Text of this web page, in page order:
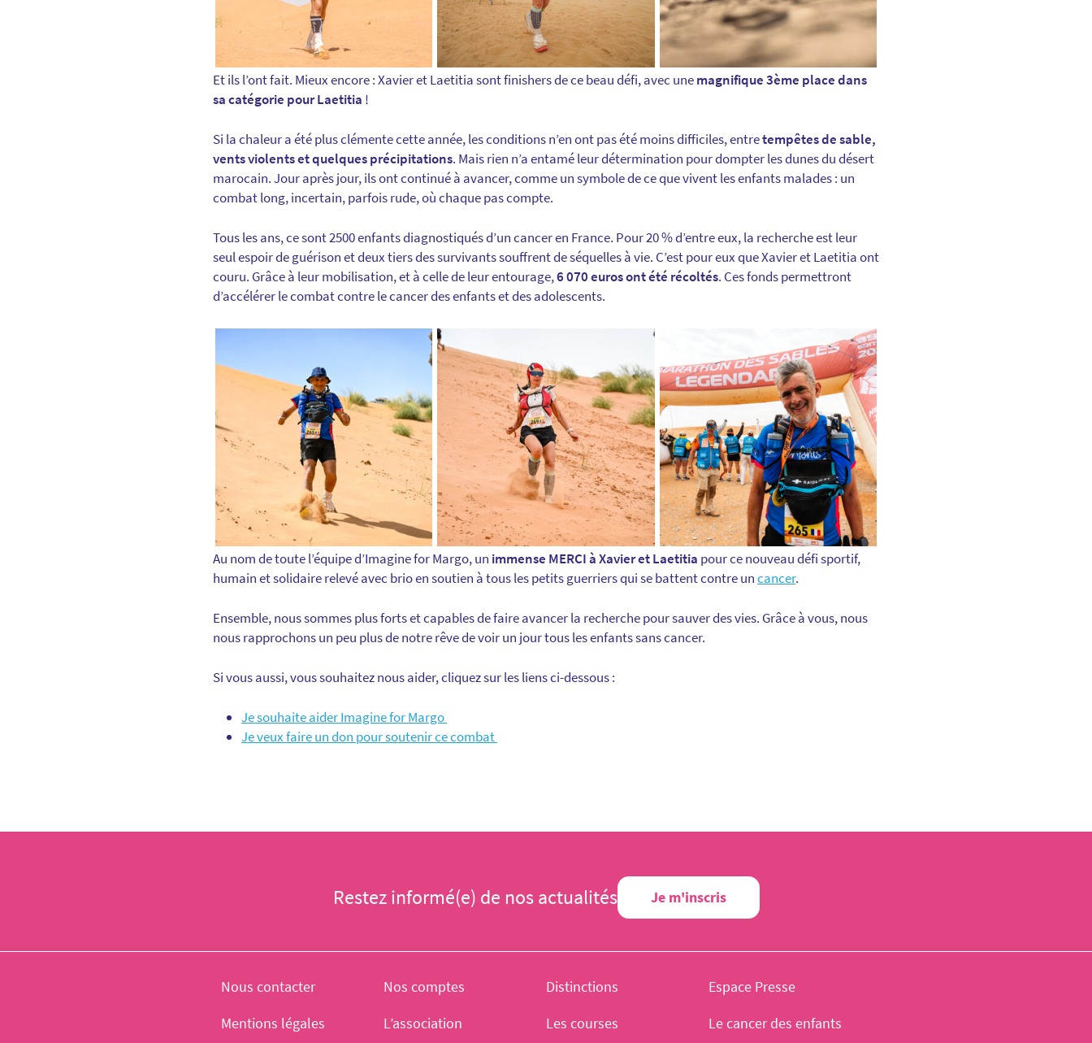
Et ils l’ont fait. Mieux encore : Xavier et Laetitia sont finishers de ce beau défi, avec unemagnifique 3ème place dans
sa catégorie pour Laetitia !
Si la chaleur a été plus clémente cette année, les conditions n’en ont pas été moins difficiles, entretempêtes de sable,
vents violents et quelques précipitations. Mais rien n’a entamé leur détermination pour dompter les dunes du désert
marocain. Jour après jour, ils ont continué à avancer, comme un symbole de ce que vivent les enfants malades : un
combat long, incertain, parfois rude, où chaque pas compte.
Tous les ans, ce sont 2500 enfants diagnostiqués d’un cancer en France. Pour 20 % d’entre eux, la recherche est leur
seul espoir de guérison et deux tiers des survivants souffrent de séquelles à vie. C’est pour eux que Xavier et Laetitia ont
couru. Grâce à leur mobilisation, et à celle de leur entourage,6 070 euros ont été récoltés. Ces fonds permettront
d’accélérer le combat contre le cancer des enfants et des adolescents.
Au nom de toute l’équipe d’Imagine for Margo, un immense MERCI à Xavier et Laetitia pour ce nouveau défi sportif,
humain et solidaire relevé avec brio en soutien à tous les petits guerriers qui se battent contre uncancer.
Ensemble, nous sommes plus forts et capables de faire avancer la recherche pour sauver des vies. Grâce à vous, nous
nous rapprochons un peu plus de notre rêve de voir un jour tous les enfants sans cancer.
Si vous aussi, vous souhaitez nous aider, cliquez sur les liens ci-dessous :
Je souhaite aider Imagine for Margo
Je veux faire un don pour soutenir ce combat
Restez informé(e) de nos actualités Je m'inscris
Nous contacter Nos comptes Distinctions
Espace Presse
Mentions légales
L’association Les courses Le cancer des enfants